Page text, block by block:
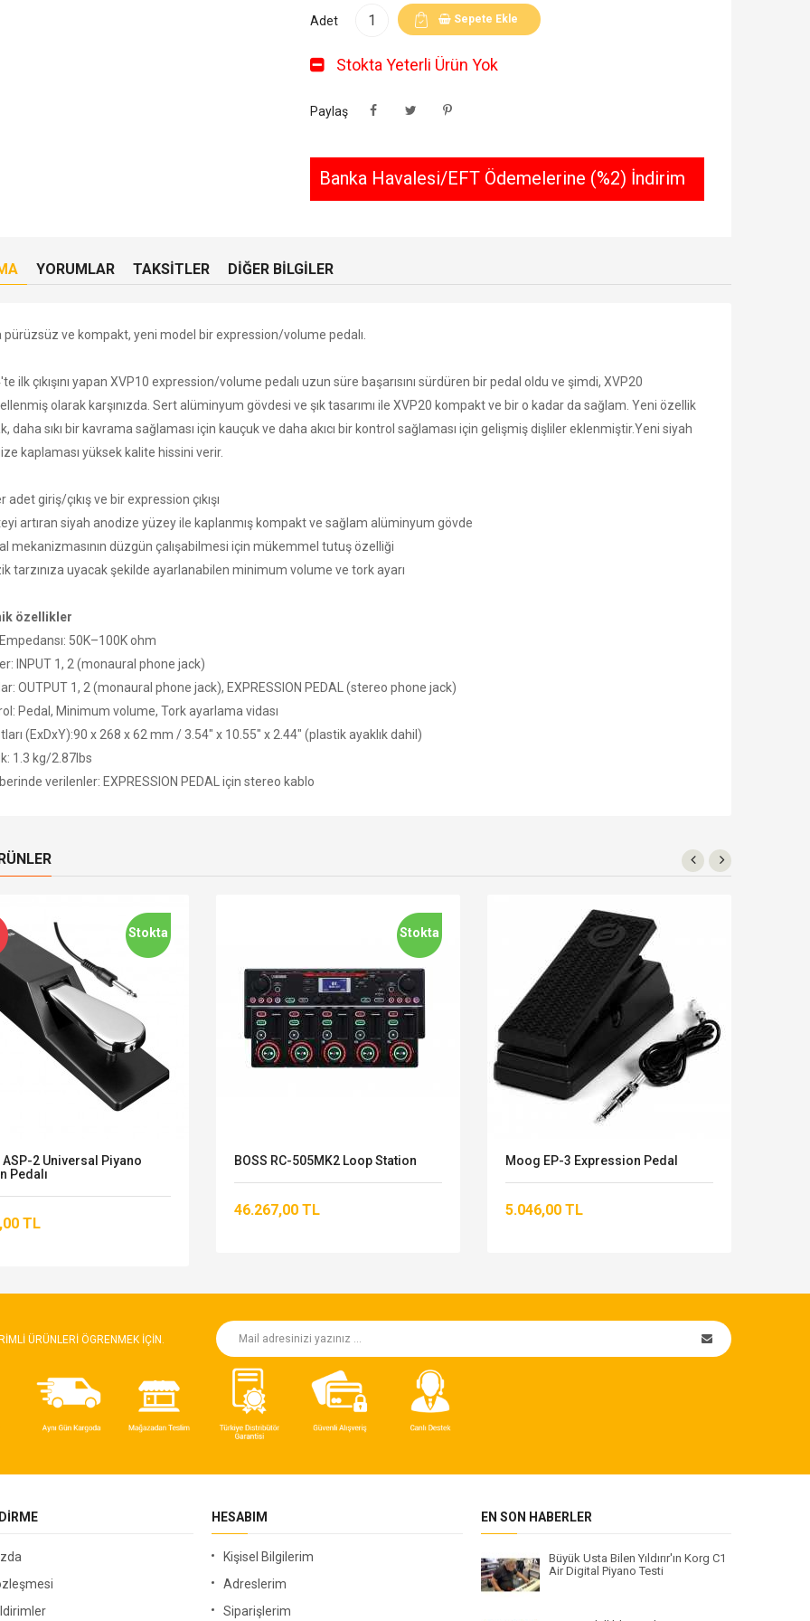
Adet Sepete Ekle
Stokta Yeterli Ürün Yok
Paylaş
Banka Havalesi/EFT Ödemelerine (%2) İndirim
YORUMLAR TAKSITLER DIĞER BILGILER
pürüzsüz ve kompakt, yeni model bir expression/volume pedalı.
ilk çıkışını yapan XVP­10 expression/volume pedalı uzun süre başarısını sürdüren bir pedal oldu ve şimdi, XVP­20
olarak karşınızda. Sert alüminyum gövdesi ve şık tasarımı ile XVP­20 kompakt ve bir o kadar da sağlam. Yeni özellik
daha sıkı bir kavrama sağlaması için kauçuk ve daha akıcı bir kontrol sağlaması için gelişmiş dişliler eklenmiştir.Yeni siyah
kaplaması yüksek kalite hissini verir.
adet giriş/çıkış ve bir expression çıkışı
artıran siyah anodize yüzey ile kaplanmış kompakt ve sağlam alüminyum gövde
mekanizmasının düzgün çalışabilmesi için mükemmel tutuş özelliği
tarzınıza uyacak şekilde ayarlanabilen minimum volume ve tork ayarı
özellikler
50K–100K ohm
INPUT 1, 2 (monaural phone jack)
OUTPUT 1, 2 (monaural phone jack), EXPRESSION PEDAL (stereo phone jack)
Pedal, Minimum volume, Tork ayarlama vidası
(ExDxY):90 x 268 x 62 mm / 3.54" x 10.55" x 2.44" (plastik ayaklık dahil)
1.3 kg/2.87lbs
verilenler: EXPRESSION PEDAL için stereo kablo
Stokta
2 Universal Piyano
Pedalı
TL
Stokta
BOSS RC-505MK2 Loop Station
46.267,00 TL
Moog EP-3 Expression Pedal
5.046,00 TL
ÜRÜNLERI ÖGRENMEK IÇIN.
HESABIM
Kişisel Bilgilerim
Adreslerim
Siparişlerim
EN SON HABERLER
Büyük Usta Bilen Yıldırır'ın Korg C1
Air Digital Piyano Testi